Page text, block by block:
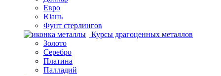
Евро
Юань
Фунт стерлингов
Курсы драгоценных металлов
Золото
Серебро
Платина
Палладий